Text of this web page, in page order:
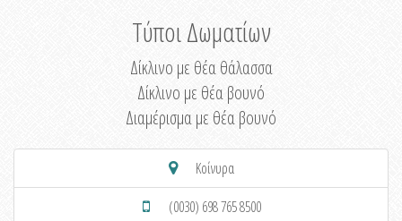
Τύποι Δωματίων
Δίκλινο με θέα θάλασσα
Δίκλινο με θέα βουνό
Διαμέρισμα με θέα βουνό
Κοίνυρα
(0030) 698 765 8500